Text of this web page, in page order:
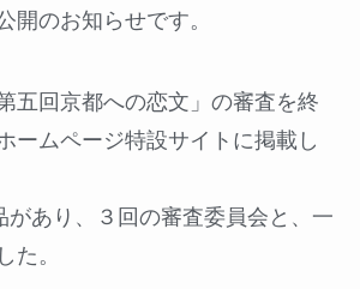
開のお知らせです。
五回京都への恋文」の審査を終
ームページ特設サイトに掲載し
があり、３回の審査委員会と、一
た。